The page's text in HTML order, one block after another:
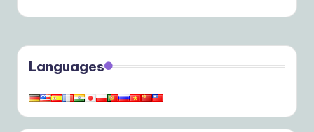
Languages